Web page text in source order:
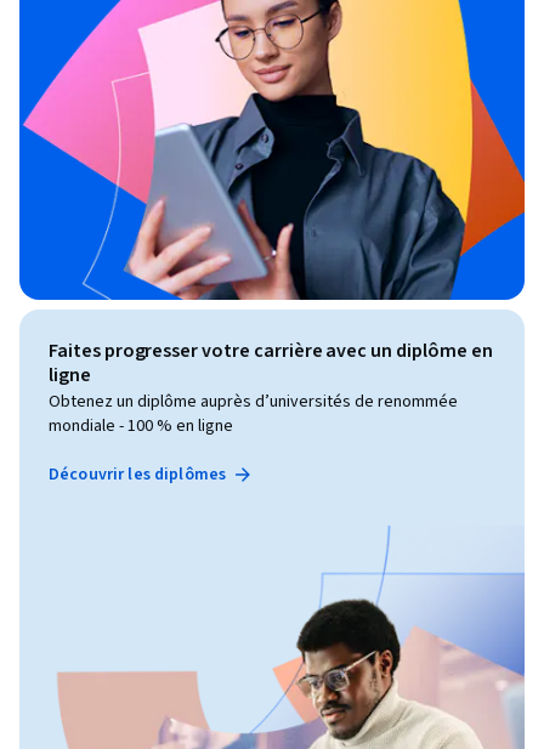
Faites progresser votre carrière avec un diplôme en
ligne
Obtenez un diplôme auprès d’universités de renommée
mondiale - 100 % en ligne
Découvrir les diplômes